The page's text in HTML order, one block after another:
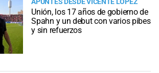
APUNTES DESDE VICENTE LÓPEZ
Unión, los 17 años de gobierno de
Spahn y un debut con varios pibes
y sin refuerzos